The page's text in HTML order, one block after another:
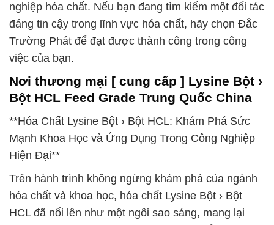
nghiệp hóa chất. Nếu bạn đang tìm kiếm một đối tác
đáng tin cậy trong lĩnh vực hóa chất, hãy chọn Đắc
Trường Phát để đạt được thành công trong công
việc của bạn.
Nơi thương mại [ cung cấp ] Lysine Bột ›
Bột HCL Feed Grade Trung Quốc China
**Hóa Chất Lysine Bột › Bột HCL: Khám Phá Sức
Mạnh Khoa Học và Ứng Dụng Trong Công Nghiệp
Hiện Đại**
Trên hành trình không ngừng khám phá của ngành
hóa chất và khoa học, hóa chất Lysine Bột › Bột
HCL đã nổi lên như một ngôi sao sáng, mang lại